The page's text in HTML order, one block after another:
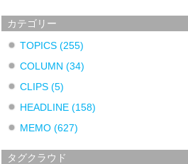
カテゴリー
TOPICS(255)
COLUMN(34)
CLIPS(5)
HEADLINE(158)
MEMO(627)
タグクラウド